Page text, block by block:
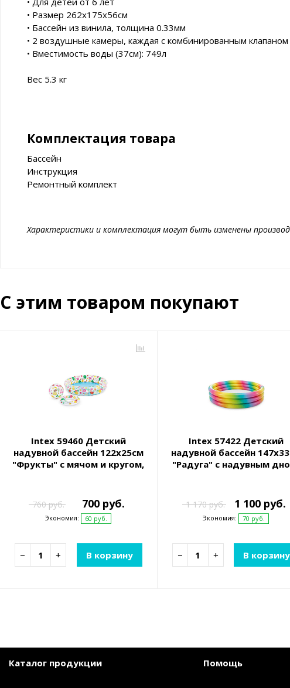
• Размер 262х175х56см
• Бассейн из винила, толщина 0.33мм
• 2 воздушные камеры, каждая с комбинированным клапаном
• Вместимость воды (37см): 749л
Вес 5.3 кг
Комплектация товара
Бассейн
Инструкция
Ремонтный комплект
Характеристики и комплектация могут быть изменены
С этим товаром покупают
Intex 59460 Детский
надувной бассейн 122х25см
"Фрукты" с мячом и кругом,
760 руб. 700 руб.
Экономия: 60 руб.
− + В корзину
Intex 57422 Детский
надувной бассейн
"Радуга" с надувным
1 170 руб. 1 100 руб.
Экономия: 70 руб.
− + В корзину
Каталог продукции Помощь